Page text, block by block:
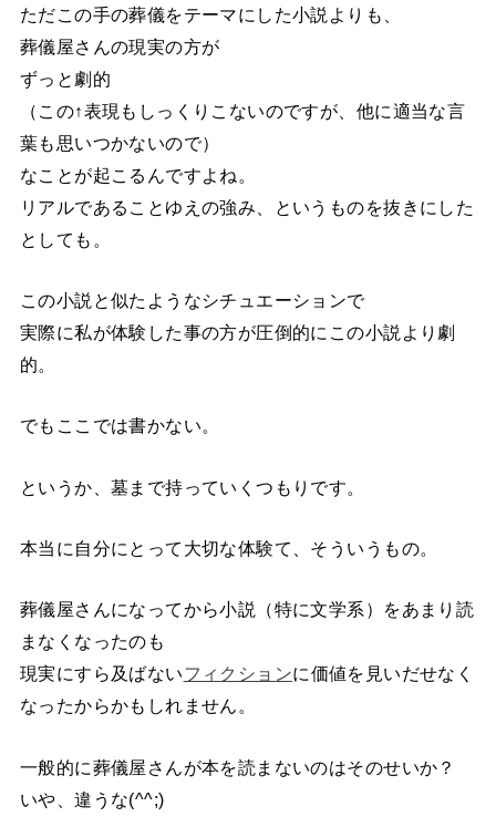
ただこの手の葬儀をテーマにした小説よりも、
葬儀屋さんの現実の方が
ずっと劇的
（この↑表現もしっくりこないのですが、他に適当な言
葉も思いつかないので）
なことが起こるんですよね。
リアルであることゆえの強み、というものを抜きにした
としても。
この小説と似たようなシチュエーションで
実際に私が体験した事の方が圧倒的にこの小説より劇
的。
でもここでは書かない。
というか、墓まで持っていくつもりです。
本当に自分にとって大切な体験て、そういうもの。
葬儀屋さんになってから小説（特に文学系）をあまり読
まなくなったのも
現実にすら及ばないフィクションに価値を見いだせなく
なったからかもしれません。
一般的に葬儀屋さんが本を読まないのはそのせいか？
いや、違うな(^^;)